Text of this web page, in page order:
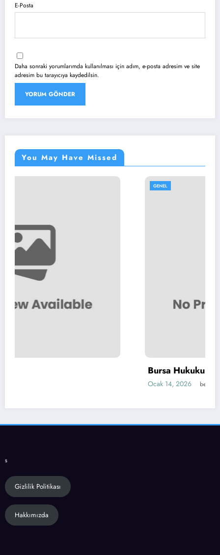
E-Posta
Daha sonraki yorumlarımda kullanılması için adım, e-posta adresim ve site
adresim bu tarayıcıya kaydedilsin.
You May Have Missed
Bursa Hukukunda Güvenilir
belkide
s
Gizlilik Politikası
Hakkımızda